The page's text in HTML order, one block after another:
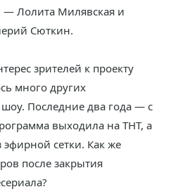
Лолита Милявская и
Сюткин.
зрителей к проекту
много других
Последние два года — с
выходила на ТНТ, а
эфирной сетки. Как же
после закрытия